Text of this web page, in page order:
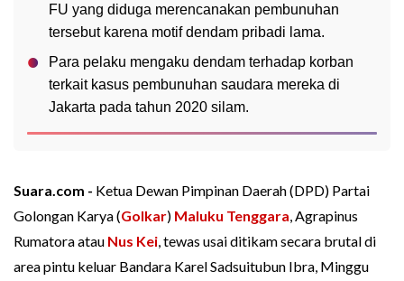
FU yang diduga merencanakan pembunuhan
tersebut karena motif dendam pribadi lama.
Para pelaku mengaku dendam terhadap korban
terkait kasus pembunuhan saudara mereka di
Jakarta pada tahun 2020 silam.
Suara.com - Ketua Dewan Pimpinan Daerah (DPD) Partai
Golongan Karya (Golkar) Maluku Tenggara , Agrapinus
Rumatora atau Nus Kei , tewas usai ditikam secara brutal di
area pintu keluar Bandara Karel Sadsuitubun Ibra, Minggu